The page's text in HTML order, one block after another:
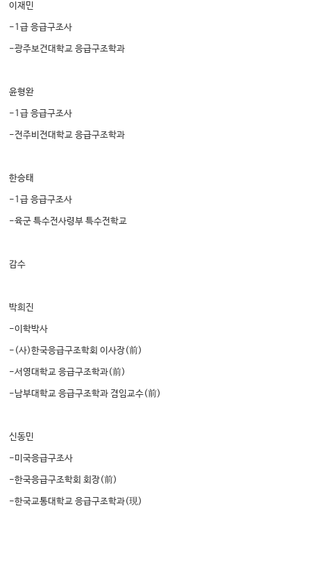
이재민
-1급 응급구조사
-광주보건대학교 응급구조학과
윤형완
-1급 응급구조사
-전주비전대학교 응급구조학과
한승태
-1급 응급구조사
-육군 특수전사령부 특수전학교
감수
박희진
-이학박사
-(사)한국응급구조학회 이사장(前)
-서영대학교 응급구조학과(前)
-남부대학교 응급구조학과 겸임교수(前)
신동민
-미국응급구조사
-한국응급구조학회 회장(前)
-한국교통대학교 응급구조학과(現)